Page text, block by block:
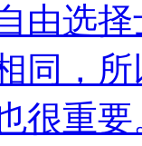
由选
同，
很重